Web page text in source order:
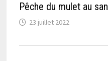
Pêche du mulet au
23 juillet 2022